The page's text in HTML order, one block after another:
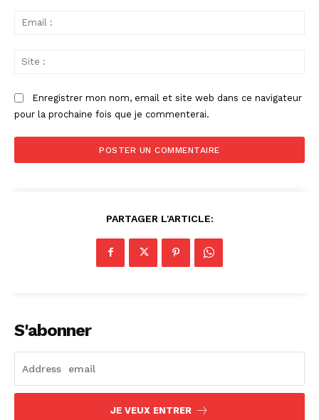
Enregistrer mon nom, email et site web dans ce navigateur
pour la prochaine fois que je commenterai.
PARTAGER L'ARTICLE:
S'abonner
JE VEUX ENTRER